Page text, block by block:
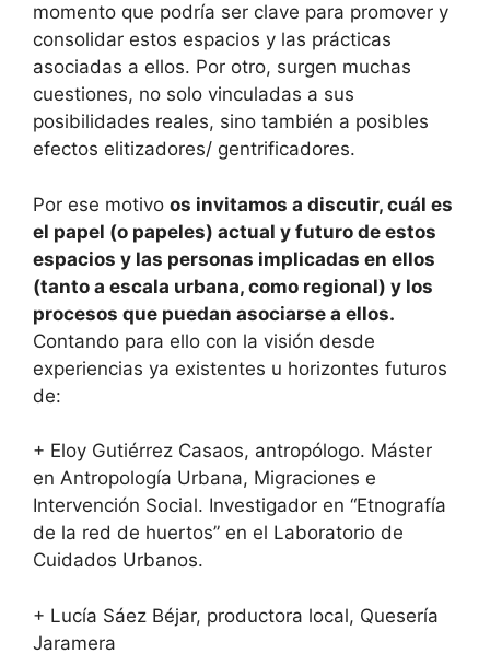
momento que podría ser clave para promover y
consolidar estos espacios y las prácticas
asociadas a ellos. Por otro, surgen muchas
cuestiones, no solo vinculadas a sus
posibilidades reales, sino también a posibles
efectos elitizadores/ gentrificadores.
Por ese motivo os invitamos a discutir, cuál es
el papel (o papeles) actual y futuro de estos
espacios y las personas implicadas en ellos
(tanto a escala urbana, como regional) y los
procesos que puedan asociarse a ellos.
Contando para ello con la visión desde
experiencias ya existentes u horizontes futuros
de:
+ Eloy Gutiérrez Casaos, antropólogo. Máster
en Antropología Urbana, Migraciones e
Intervención Social. Investigador en “Etnografía
de la red de huertos” en el Laboratorio de
Cuidados Urbanos.
+ Lucía Sáez Béjar, productora local, Quesería
Jaramera